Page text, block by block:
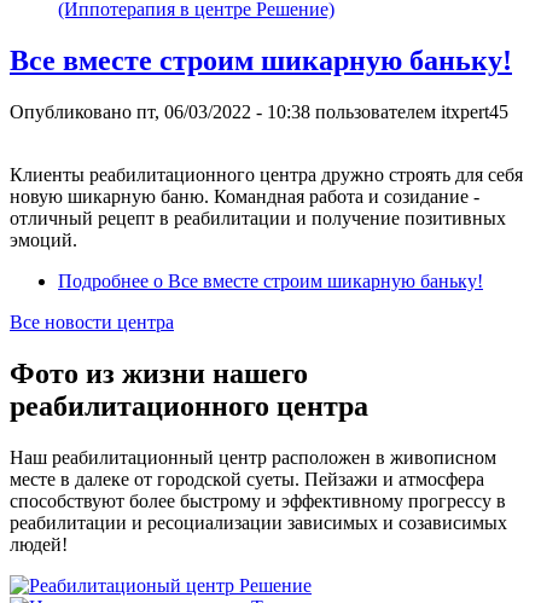
(Иппотерапия в центре Решение)
Все вместе строим шикарную баньку!
Опубликовано пт, 06/03/2022 - 10:38 пользователем itxpert45
Клиенты реабилитационного центра дружно строять для себя
новую шикарную баню. Командная работа и созидание -
отличный рецепт в реабилитации и получение позитивных
эмоций.
Подробнее о Все вместе строим шикарную баньку!
Все новости центра
Фото из жизни нашего
реабилитационного центра
Наш реабилитационный центр расположен в живописном
месте в далеке от городской суеты. Пейзажи и атмосфера
способствуют более быстрому и эффективному прогрессу в
реабилитации и ресоциализации зависимых и созависимых
людей!